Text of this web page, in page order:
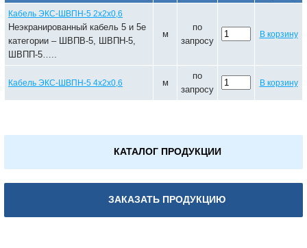
Кабель ЭКС-ШВПН-5 2х2х0,6
Неэкранированный кабель 5 и 5е
категории – ШВПВ-5, ШВПН-5,
ШВПП-5…..
м
по
запросу
В корзину
Кабель ЭКС-ШВПН-5 4х2х0,6 м
по
запросу
В корзину
КАТАЛОГ ПРОДУКЦИИ
ЗАКАЗАТЬ ПРОДУКЦИЮ